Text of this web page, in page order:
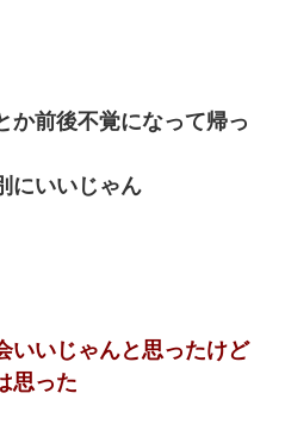
嫁→翌日、嫁「ただいま～」旦
したのに…」嫁「えっ」→なん
家に泊めた結果ｗｗｗｗｗｗ
いた。こんな完璧な容姿を持っ
か前後不覚になって帰っ
にいいじゃん
いいじゃんと思ったけど
思った